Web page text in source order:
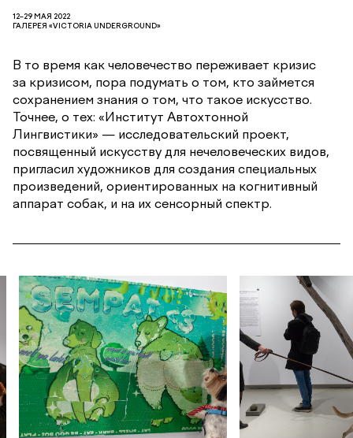
12–29 МАЯ 2022
ГАЛЕРЕЯ «VICTORIA UNDERGROUND»
В то время как человечество переживает кризис
за кризисом, пора подумать о том, кто займется
сохранением знания о том, что такое искусство.
Точнее, о тех: «Институт Автохтонной
Лингвистики» — исследовательский проект,
посвященный искусству для нечеловеческих видов,
пригласил художников для создания специальных
произведений, ориентированных на когнитивный
аппарат собак, и на их сенсорный спектр.